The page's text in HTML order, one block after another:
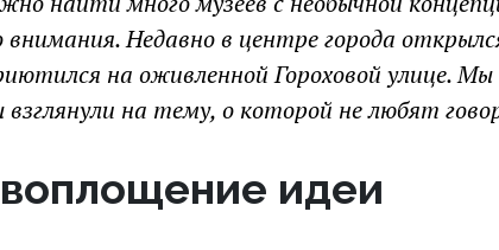
внимания. Недавно в центре города
на оживленной Гороховой улице.
на тему, о которой не любят
идеи